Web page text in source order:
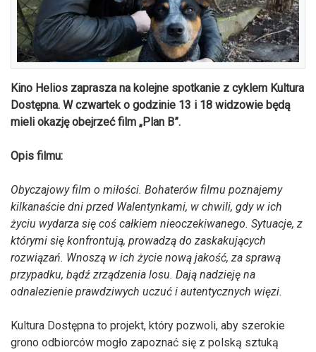
Kino Helios zaprasza na kolejne spotkanie z cyklem Kultura
Dostępna. W czwartek o godzinie 13 i 18 widzowie będą
mieli okazję obejrzeć film „Plan B”.
Opis filmu:
Obyczajowy film o miłości. Bohaterów filmu poznajemy
kilkanaście dni przed Walentynkami, w chwili, gdy w ich
życiu wydarza się coś całkiem nieoczekiwanego. Sytuacje, z
którymi się konfrontują, prowadzą do zaskakujących
rozwiązań. Wnoszą w ich życie nową jakość, za sprawą
przypadku, bądź zrządzenia losu. Dają nadzieję na
odnalezienie prawdziwych uczuć i autentycznych więzi.
Kultura Dostępna to projekt, który pozwoli, aby szerokie
grono odbiorców mogło zapoznać się z polską sztuką